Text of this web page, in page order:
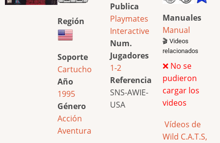
Región
Soporte
Cartucho
Año
1995
Género
Acción
Aventura
Publica
Playmates
Interactive
Num.
Jugadores
1-2
Referencia
SNS-AWIE-
USA
Manuales
Manual
🎬 Videos
relacionados
❌ No se
pudieron
cargar los
videos
Vídeos de
Wild C.A.T.S,